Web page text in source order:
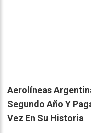
Aerolíneas
Segundo Año Y
Vez En Su Historia